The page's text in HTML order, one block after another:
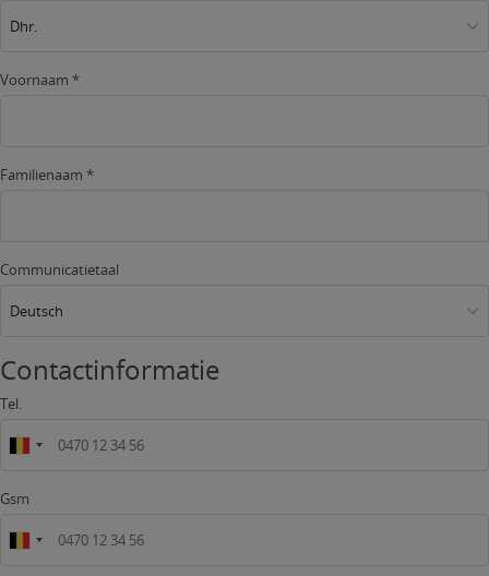
Dhr.
Voornaam *
Familienaam *
Communicatietaal
Deutsch
Contactinformatie
Tel.
Gsm